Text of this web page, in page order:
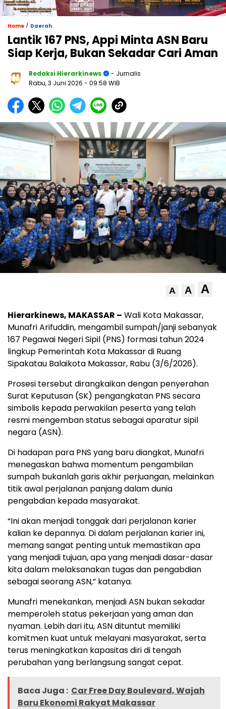
Home / Daerah
Lantik 167 PNS, Appi Minta ASN Baru
Siap Kerja, Bukan Sekadar Cari Aman
Redaksi Hierarkinews
- Jurnalis
Rabu, 3 Juni 2026 - 09:58 WIB
A A A
Hierarkinews, MAKASSAR – Wali Kota Makassar,
Munafri Arifuddin, mengambil sumpah/janji sebanyak
167 Pegawai Negeri Sipil (PNS) formasi tahun 2024
lingkup Pemerintah Kota Makassar di Ruang
Sipakatau Balaikota Makassar, Rabu (3/6/2026).
Prosesi tersebut dirangkaikan dengan penyerahan
Surat Keputusan (SK) pengangkatan PNS secara
simbolis kepada perwakilan peserta yang telah
resmi mengemban status sebagai aparatur sipil
negara (ASN).
Di hadapan para PNS yang baru diangkat, Munafri
menegaskan bahwa momentum pengambilan
sumpah bukanlah garis akhir perjuangan, melainkan
titik awal perjalanan panjang dalam dunia
pengabdian kepada masyarakat.
“Ini akan menjadi tonggak dari perjalanan karier
kalian ke depannya. Di dalam perjalanan karier ini,
memang sangat penting untuk memastikan apa
yang menjadi tujuan, apa yang menjadi dasar-dasar
kita dalam melaksanakan tugas dan pengabdian
sebagai seorang ASN,” katanya.
Munafri menekankan, menjadi ASN bukan sekadar
memperoleh status pekerjaan yang aman dan
nyaman. Lebih dari itu, ASN dituntut memiliki
komitmen kuat untuk melayani masyarakat, serta
terus meningkatkan kapasitas diri di tengah
perubahan yang berlangsung sangat cepat.
Baca Juga : Car Free Day Boulevard, Wajah
Baru Ekonomi Rakyat Makassar